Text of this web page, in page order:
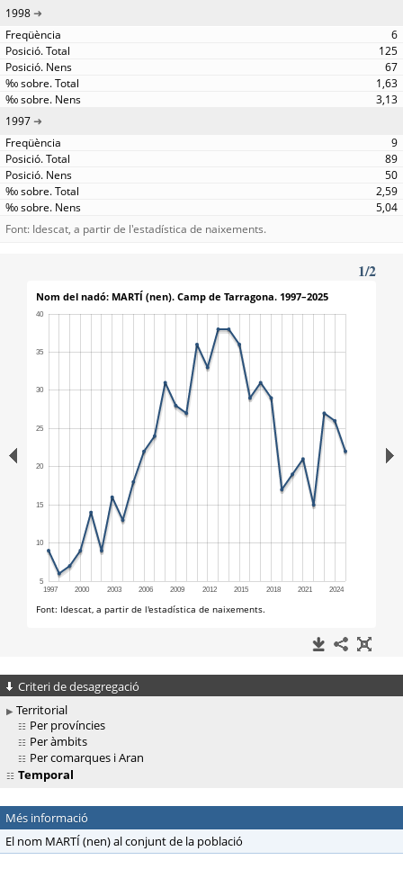
1998
6
125
67
1,63
3,13
1997
9
89
50
2,59
5,04
Font: Idescat, a partir de l'estadística de naixements.
Criteri de desagregació
Territorial
Per províncies
Per àmbits
Per comarques i Aran
Temporal
Més informació
El nom MARTÍ (nen) al conjunt de la població